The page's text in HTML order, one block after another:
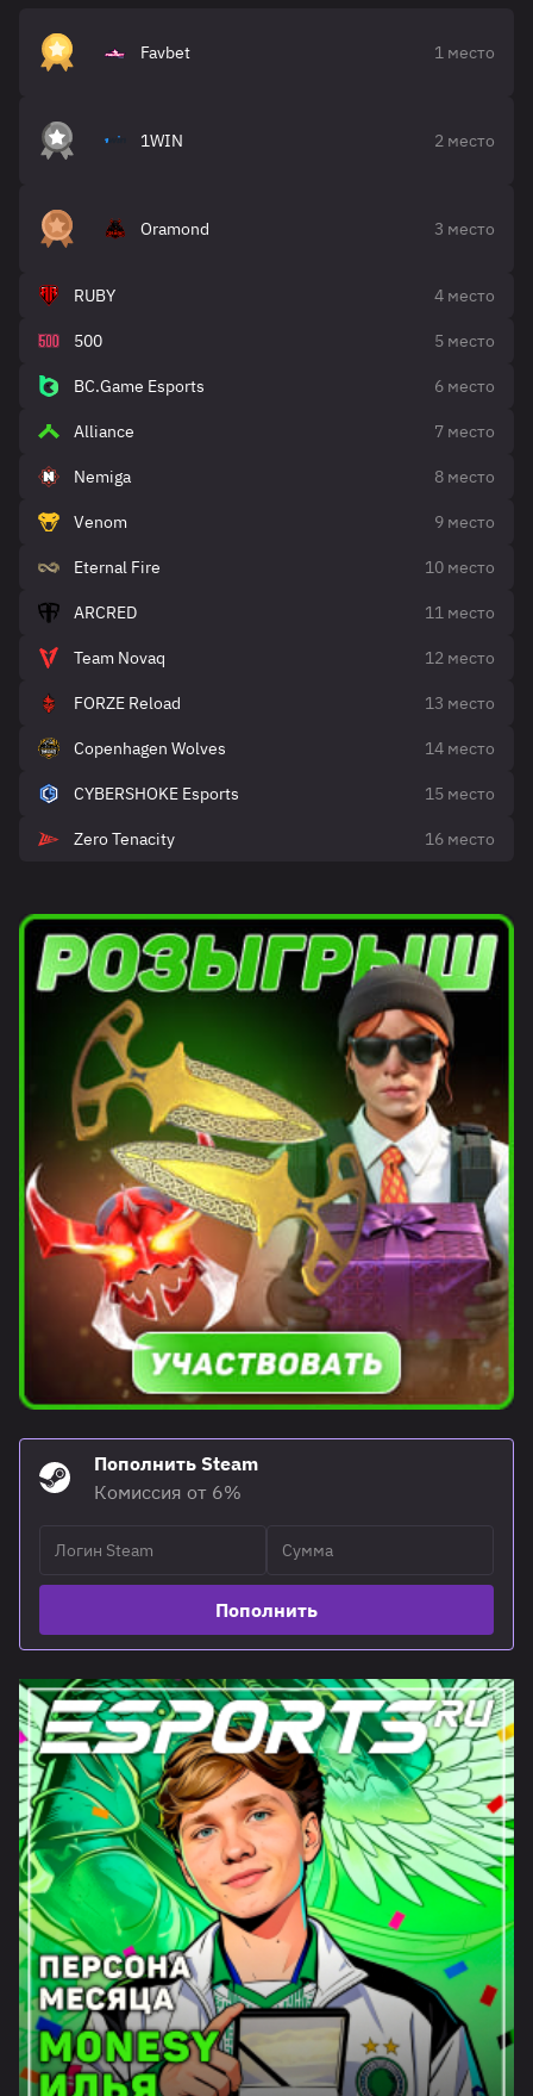
Favbet 1 место
1WIN 2 место
Oramond 3 место
RUBY 4 место
500 5 место
BC.Game Esports 6 место
Alliance 7 место
Nemiga 8 место
Venom 9 место
Eternal Fire 10 место
ARCRED 11 место
Team Novaq 12 место
FORZE Reload 13 место
Copenhagen Wolves 14 место
CYBERSHOKE Esports 15 место
Zero Tenacity 16 место
Пополнить Steam
Комиссия от 6%
Пополнить